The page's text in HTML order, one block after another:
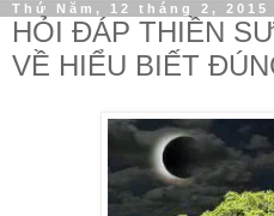
Thứ Năm, 12 tháng 2, 2015
HỎI ĐÁP THIỀN
VỀ HIỂU BIẾT